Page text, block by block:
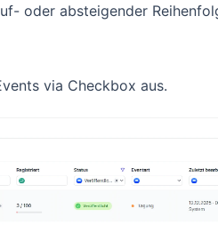
oder absteigender
via Checkbox aus.